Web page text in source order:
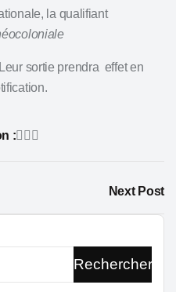
la qualifiant
sortie prendra effet en
:
Next Post
Rechercher